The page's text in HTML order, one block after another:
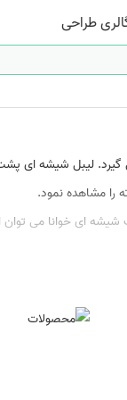
طراحی
گیرد. لیبل شیشه ای
مشاهده نمود.
شیشه ای خوانا می
قابل خواندن
حمل و نقل،